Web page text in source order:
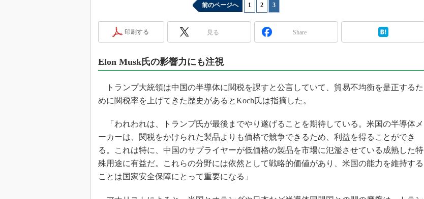
踊るバズワード ～Behind the
Buzzword
この10年で起こったこと、次の10年
で起こること
光伝送技術を知る
“異端児エンジニア”が仕掛けた社内
改革、執念の180日
イノベーションは日本を救うのか
JASA発IoT通信
IHSアナリスト「未来展望」
「英語に愛されないエンジニア」の
ための新行動論
前のページへ 1 2 3
印刷する 見る Share
Elon Musk氏の影響力にも注視
トランプ大統領は中国の半導体に関税を課すと公言していて、貿易不均衡を是正するた
めに関税率を上げてきた歴史があるとKoch氏は指摘した。
「われわれは、トランプ氏が最後までやり遂げることを期待している。米国の半導体メ
ーカーは、関税をかけられた製品よりも価格で競争できるため、利益を得ることができ
る。これは特に、中国のサプライヤーが低価格の製品を市場に氾濫させている成熟した特
殊用途に有益だ。これらの分野には依然として戦略的価値があり、米国の能力を維持する
ことは国家安全保障にとって重要になる」